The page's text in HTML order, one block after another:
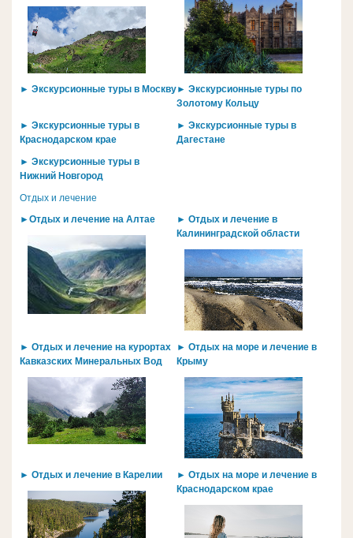
► Экскурсионные туры в Москву► Экскурсионные туры по
Золотому Кольцу
► Экскурсионные туры в
Краснодарском крае
► Экскурсионные туры в
Дагестане
► Экскурсионные туры в
Нижний Новгород
Отдых и лечение
►Отдых и лечение на Алтае
► Отдых и лечение в
Калининградской области
► Отдых и лечение на курортах
Кавказских Минеральных Вод
► Отдых на море и лечение в
Крыму
► Отдых и лечение в Карелии
► Отдых на море и лечение в
Краснодарском крае